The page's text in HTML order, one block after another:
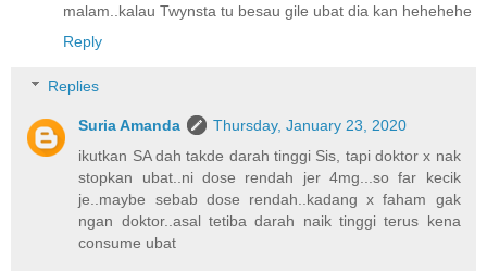
malam..kalau Twynsta tu besau gile ubat dia kan hehehehe
Reply
Replies
Suria Amanda
Thursday, January 23, 2020
ikutkan SA dah takde darah tinggi Sis, tapi doktor x nak
stopkan ubat..ni dose rendah jer 4mg...so far kecik
je..maybe sebab dose rendah..kadang x faham gak
ngan doktor..asal tetiba darah naik tinggi terus kena
consume ubat